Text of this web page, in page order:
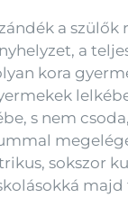
a szülők
a
kora
s nem
sokszor